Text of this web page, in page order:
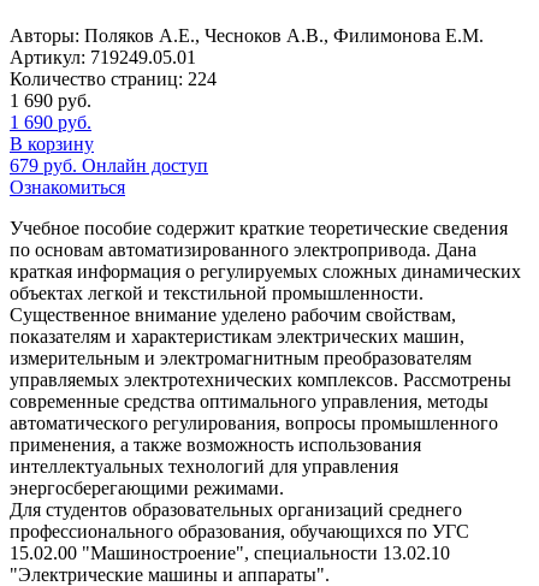
Авторы: Поляков А.Е., Чесноков А.В., Филимонова Е.М.
Артикул: 719249.05.01
Количество страниц: 224
1 690 руб.
1 690 руб.
В корзину
679 руб. Онлайн доступ
Ознакомиться
Учебное пособие содержит краткие теоретические сведения
по основам автоматизированного электропривода. Дана
краткая информация о регулируемых сложных динамических
объектах легкой и текстильной промышленности.
Существенное внимание уделено рабочим свойствам,
показателям и характеристикам электрических машин,
измерительным и электромагнитным преобразователям
управляемых электротехнических комплексов. Рассмотрены
современные средства оптимального управления, методы
автоматического регулирования, вопросы промышленного
применения, а также возможность использования
интеллектуальных технологий для управления
энергосберегающими режимами.
Для студентов образовательных организаций среднего
профессионального образования, обучающихся по УГС
15.02.00 "Машиностроение", специальности 13.02.10
"Электрические машины и аппараты".